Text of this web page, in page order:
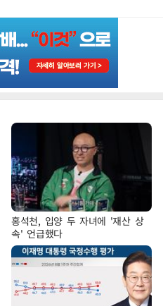
홍석천, 입양 두 자녀에 '재산 상
속' 언급했다